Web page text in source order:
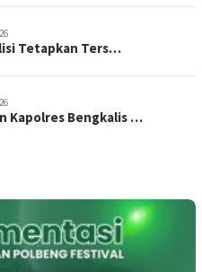
Tetapkan Ters…
Kapolres Bengkalis …